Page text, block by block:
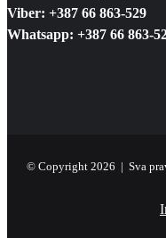
Viber: +387 66 863-529
Whatsapp: +387 66 863-
© Copyright 2026 | Sva